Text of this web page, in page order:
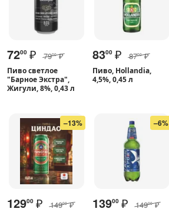
7200 ₽ 7900 ₽
Пиво светлое
"Барное Экстра",
Жигули, 8%, 0,43 л
8300 ₽ 8700 ₽
Пиво, Hollandia,
4,5%, 0,45 л
–13%
12900 ₽ 14900 ₽
–6%
13900 ₽ 14900 ₽